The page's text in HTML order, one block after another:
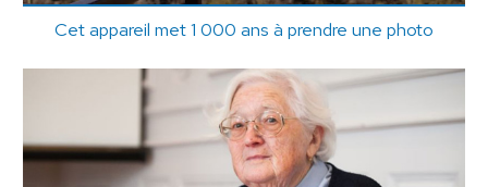
Cet appareil met 1 000 ans à prendre une photo